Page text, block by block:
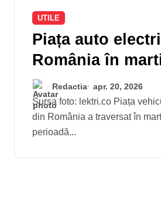
UTILE
Piața auto
România în
creștere
de 93% și o
fără precedent a
modelelor
Redactia apr. 20, 2026
Sursa foto: lektri.co Piața vehiculelor electrice
din România a traversat în
perioadă...